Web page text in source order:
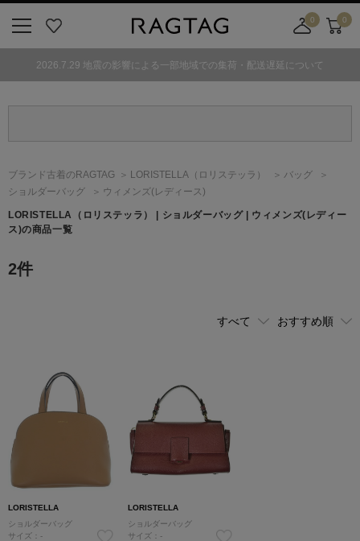
気
0
舗
カ
ト
0
2026.7.29 地震の影響による一部地域での集荷・配送遅延について
ブランド古着のRAGTAG LORISTELLA （ロリステッラ）
バッグ
ショルダーバッグ
ウィメンズ(レディース)
LORISTELLA （ロリステッラ）
| ショルダーバッグ | ウィメンズ(レディー
ス)の商品一覧
2件
LORISTELLA
ショルダーバッグ
サイズ：-
LORISTELLA
ショルダーバッグ
サイズ：-